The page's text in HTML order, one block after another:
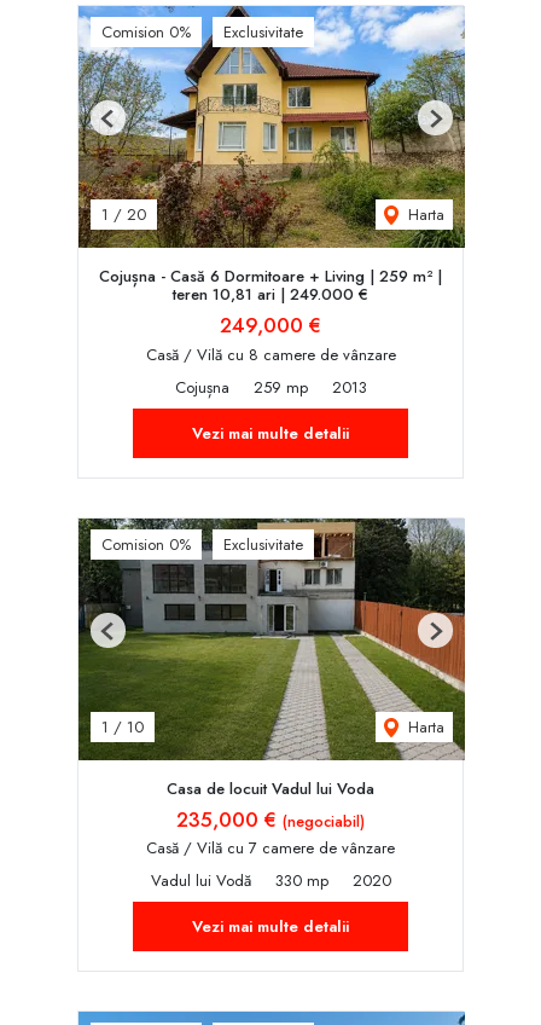
Comision 0% Exclusivitate
1 / 20 Harta
Previous Next
Cojușna - Casă 6 Dormitoare + Living | 259 m² |
teren 10,81 ari | 249.000 €
249,000 €
Casă / Vilă cu 8 camere de vânzare
Cojușna
259 mp
2013
Vezi mai multe detalii
Comision 0% Exclusivitate
1 / 10 Harta
Previous Next
Casa de locuit Vadul lui Voda
235,000 € (negociabil)
Casă / Vilă cu 7 camere de vânzare
Vadul lui Vodă
330 mp
2020
Vezi mai multe detalii